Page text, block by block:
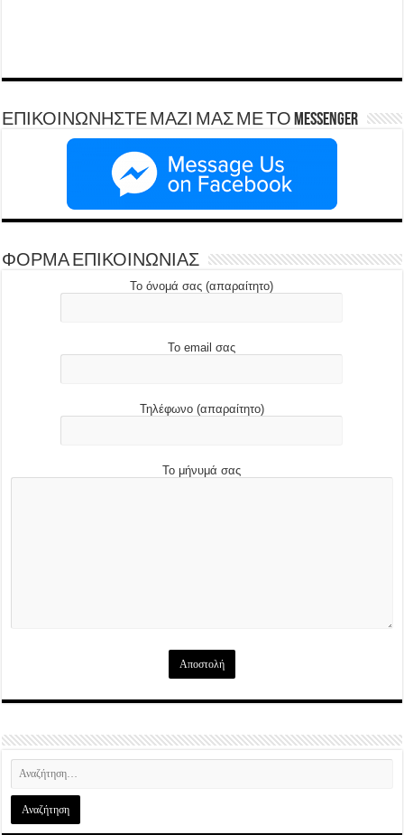
ΕΠΙΚΟΙΝΩΝΗΣΤΕ ΜΑΖΙ ΜΑΣ ΜΕ ΤΟ Messenger
ΦΟΡΜΑ ΕΠΙΚΟΙΝΩΝΙΑΣ
Το όνομά σας (απαραίτητο)
Το email σας
Τηλέφωνο (απαραίτητο)
Το μήνυμά σας